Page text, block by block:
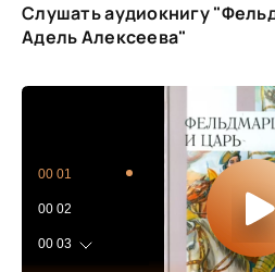
Слушать аудиокнигу
Адель Алексеева"
00 01
00 02
00 03